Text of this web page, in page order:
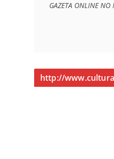
GAZETA ONLINE NO
http://